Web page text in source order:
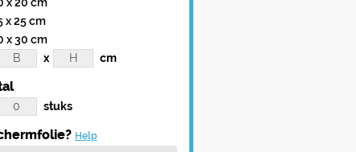
x 25 cm
x 30 cm
x
cm
stuks
Help